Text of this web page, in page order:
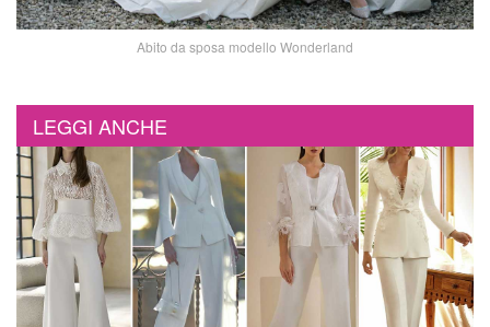
Abito da sposa modello Wonderland
LEGGI ANCHE